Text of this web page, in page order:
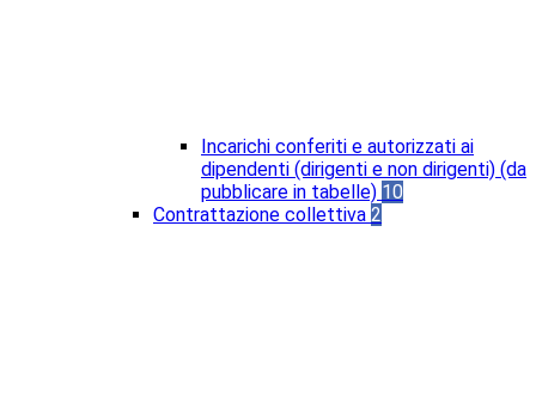
Incarichi conferiti e autorizzati ai
dipendenti (dirigenti e non dirigenti) (da
pubblicare in tabelle) 10
Contrattazione collettiva 2